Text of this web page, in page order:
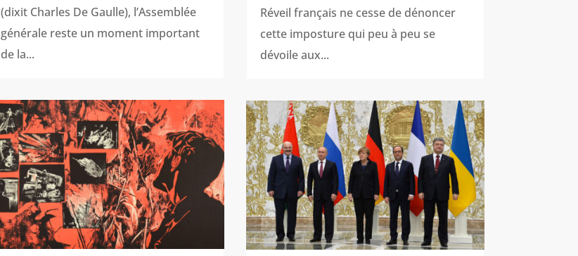
(dixit Charles De Gaulle), l’Assemblée
générale reste un moment important
de la...
Réveil français ne cesse de dénoncer
cette imposture qui peu à peu se
dévoile aux...